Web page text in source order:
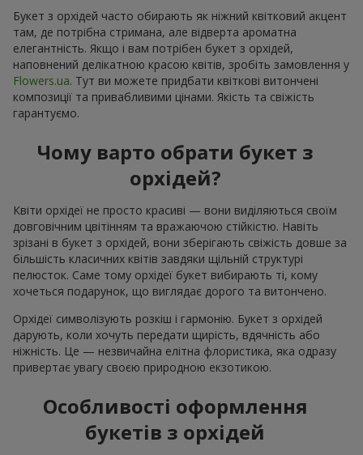
Букет з орхідей часто обирають як ніжний квітковий акцент
там, де потрібна стримана, але відверта ароматна
елегантність. Якщо і вам потрібен букет з орхідей,
наповнений делікатною красою квітів, зробіть замовлення у
Flowers.ua. Тут ви можете придбати квіткові витончені
композиції та привабливими цінами. Якість та свіжість
гарантуємо.
Чому варто обрати букет з
орхідей?
Квіти орхідеї не просто красиві — вони виділяються своїм
довговічним цвітінням та вражаючою стійкістю. Навіть
зрізані в букет з орхідей, вони зберігають свіжість довше за
більшість класичних квітів завдяки щільній структурі
пелюсток. Саме тому орхідеї букет вибирають ті, кому
хочеться подарунок, що виглядає дорого та витончено.
Орхідеї символізують розкіш і гармонію. Букет з орхідей
дарують, коли хочуть передати щирість, вдячність або
ніжність. Це — незвичайна елітна флористика, яка одразу
привертає увагу своєю природною екзотикою.
Особливості оформлення
букетів з орхідей